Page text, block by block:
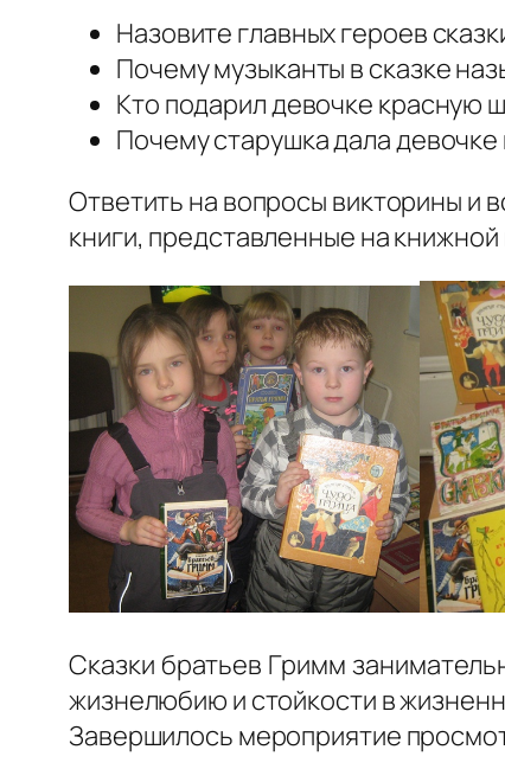
Назовите главных героев
Почему музыканты в сказке
Кто подарил девочке красную
Почему старушка дала
Ответить на вопросы викторины и
книги, представленные на
Сказки братьев Гримм
жизнелюбию и стойкости в
Завершилось мероприятие